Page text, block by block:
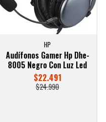
HP
Audífonos Gamer Hp Dhe-
8005 Negro Con Luz Led
$22.491
$24.990